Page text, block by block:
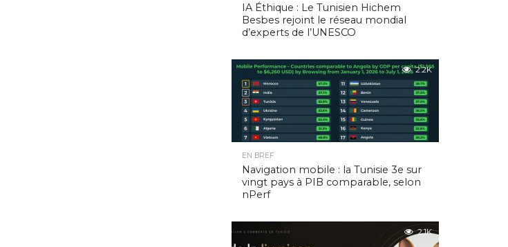
IA Éthique : Le Tunisien Hichem
Besbes rejoint le réseau mondial
d’experts de l’UNESCO
2.2K
EN BREF
Navigation mobile : la Tunisie 3e sur
vingt pays à PIB comparable, selon
nPerf
2.1K